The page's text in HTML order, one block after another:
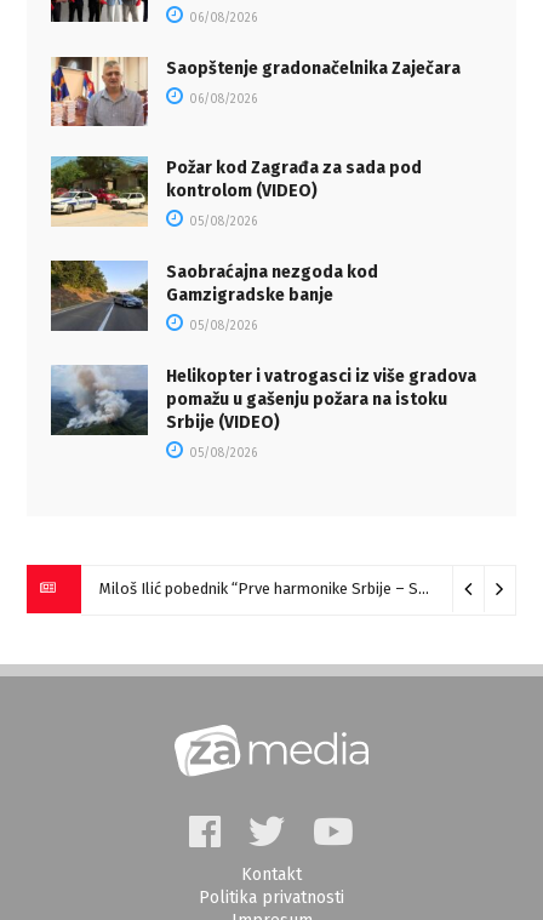
06/08/2026
Saopštenje gradonačelnika Zaječara
06/08/2026
Požar kod Zagrađa za sada pod
kontrolom (VIDEO)
05/08/2026
Saobraćajna nezgoda kod
Gamzigradske banje
05/08/2026
Helikopter i vatrogasci iz više gradova
pomažu u gašenju požara na istoku
Srbije (VIDEO)
05/08/2026
Miloš Ilić pobednik “Prve harmonike Srbije – Sokobanja” (VIDEO)
Kontakt
Politika privatnosti